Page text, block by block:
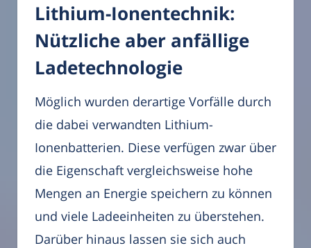
Lithium-Ionentechnik:
Nützliche aber anfällige
Ladetechnologie
Möglich wurden derartige Vorfälle durch
die dabei verwandten Lithium-
Ionenbatterien. Diese verfügen zwar über
die Eigenschaft vergleichsweise hohe
Mengen an Energie speichern zu können
und viele Ladeeinheiten zu überstehen.
Darüber hinaus lassen sie sich auch